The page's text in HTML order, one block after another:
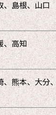
、島根、山口
、高知
、熊本、大分